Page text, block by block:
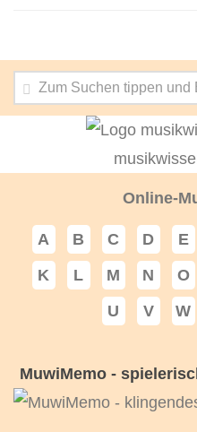
Online-
A B C D E
K
L M N O
U
V W
MuwiMemo -